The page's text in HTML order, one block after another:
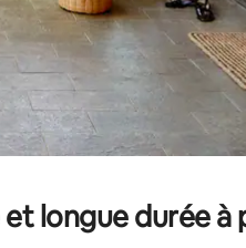
longue durée à